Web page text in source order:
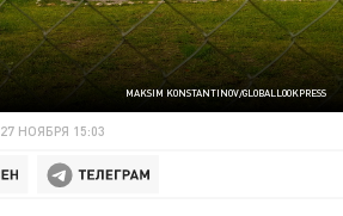
MAKSIM KONSTANTINOV/GLOBALLOOKPRESS
27 НОЯБРЯ 15:03